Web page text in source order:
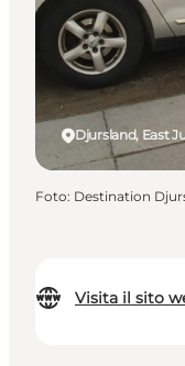
Visita il sito
Djursland, East
Foto: Destination